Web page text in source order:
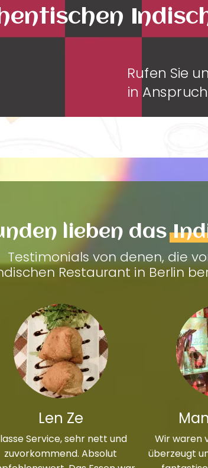
Rufen Sie
in
lieben das
Testimonials von denen, die
Restaurant in Berlin
Len Ze
Service, sehr nett und
zuvorkommend. Absolut
Wir waren
überzeugt